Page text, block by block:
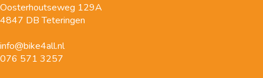
Oosterhoutseweg 129A
4847 DB Teteringen
info@bike4all.nl
076 571 3257